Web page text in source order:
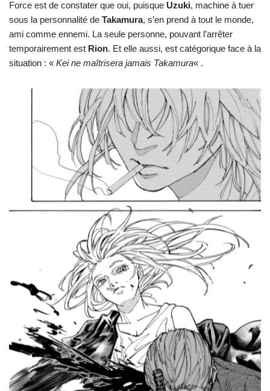
Force est de constater que oui, puisque Uzuki, machine à tuer
sous la personnalité de Takamura, s’en prend à tout le monde,
ami comme ennemi. La seule personne, pouvant l’arrêter
temporairement est Rion. Et elle aussi, est catégorique face à la
situation : « Kei ne maîtrisera jamais Takamura« .